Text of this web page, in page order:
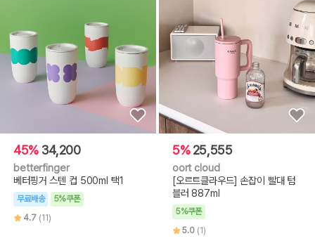
45% 34,200
betterfinger
베터핑거 스텐 컵 500ml 택1
무료배송
5%쿠폰
4.7 (11)
5% 25,555
oort cloud
[오르트클라우드] 손잡이 빨대 텀
블러 887ml
5%쿠폰
5.0 (1)